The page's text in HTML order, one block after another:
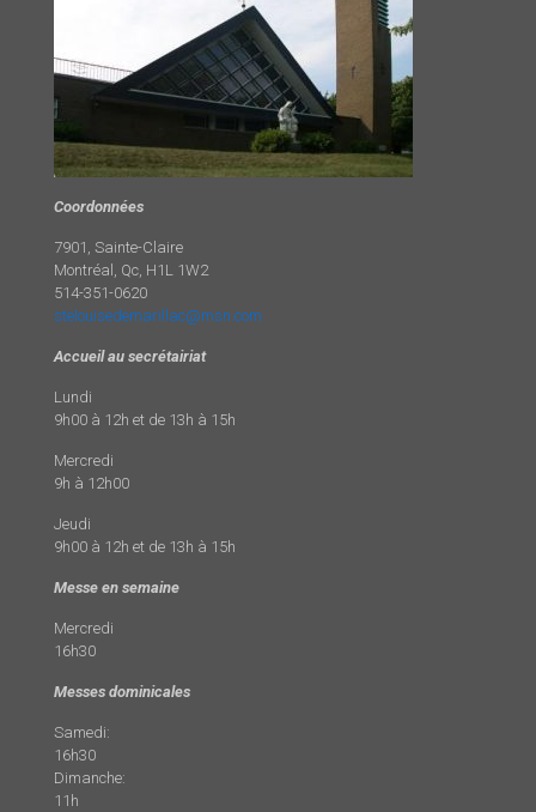
Coordonnées
7901, Sainte-Claire
Montréal, Qc, H1L 1W2
514-351-0620
stelouisedemarillac@msn.com
Accueil au secrétairiat
Lundi
9h00 à 12h et de 13h à 15h
Mercredi
9h à 12h00
Jeudi
9h00 à 12h et de 13h à 15h
Messe en semaine
Mercredi
16h30
Messes dominicales
Samedi:
16h30
Dimanche:
11h